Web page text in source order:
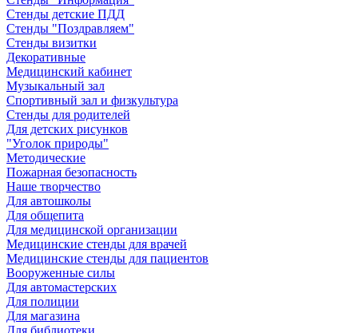
Стенды детские ПДД
Стенды "Поздравляем"
Стенды визитки
Декоративные
Медицинский кабинет
Музыкальный зал
Спортивный зал и физкультура
Стенды для родителей
Для детских рисунков
"Уголок природы"
Методические
Пожарная безопасность
Наше творчество
Для автошколы
Для общепита
Для медицинской организации
Медицинские стенды для врачей
Медицинские стенды для пациентов
Вооруженные силы
Для автомастерских
Для полиции
Для магазина
Для библиотеки